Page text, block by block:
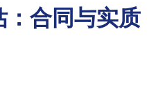
合同与实质